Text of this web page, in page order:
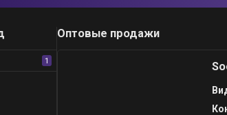
1
Оптовые продажи